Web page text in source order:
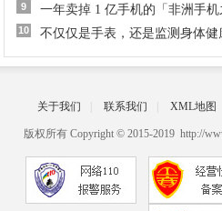
9 一年卖掉 1 亿手机的「非洲手机
10 不仅仅是手表，还是监测身体健
关于我们 联系我们 XML地图
版权所有 Copyright © 2015-2019 http://